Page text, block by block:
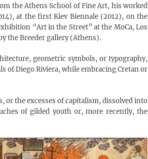
the Athens School of Fine Art, his worked
at the first Kiev Biennale (2012), on the
“Art in the Street” at the MoCa, Los
the Breeder gallery (Athens).
geometric symbols, or typography,
of Diego Riviera, while embracing Cretan or
the excesses of capitalism, dissolved into
of gilded youth or, more recently, the